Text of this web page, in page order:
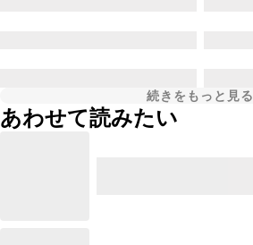
続きをもっと見る
あわせて読みたい